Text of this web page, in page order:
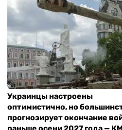
Украинцы настроены
оптимистично, но
прогнозирует окончание